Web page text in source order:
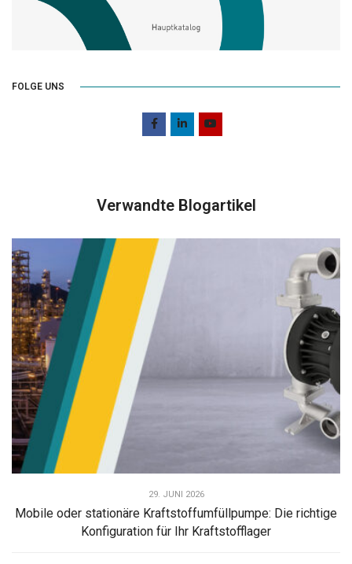
FOLGE UNS
Verwandte Blogartikel
29. JUNI 2026
Mobile oder stationäre Kraftstoffumfüllpumpe: Die richtige
Konfiguration für Ihr Kraftstofflager